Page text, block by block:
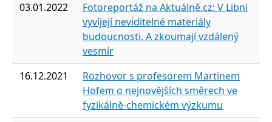
03.01.2022
Fotoreportáž na Aktuálně.cz: V Libni
vyvíjejí neviditelné materiály
budoucnosti. A zkoumají vzdálený
vesmír
16.12.2021
Rozhovor s profesorem Martinem
Hofem o nejnovějších směrech ve
fyzikálně-chemickém výzkumu